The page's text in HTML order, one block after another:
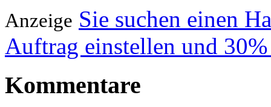
Anzeige Sie suchen einen
Auftrag einstellen und
Kommentare